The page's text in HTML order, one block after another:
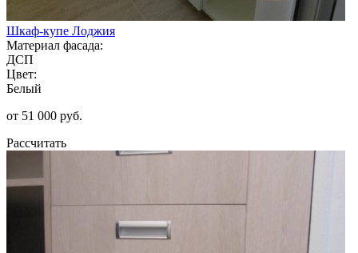
Шкаф-купе Лоджия
Материал фасада:
ДСП
Цвет:
Белый
от 51 000 руб.
Рассчитать